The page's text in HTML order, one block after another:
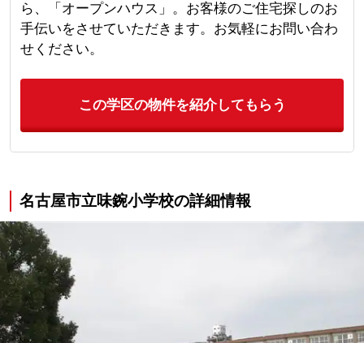
ら、「オープンハウス」。お客様のご住宅探しのお
手伝いをさせていただきます。お気軽にお問い合わ
せください。
この学区の物件を紹介してもらう
名古屋市立味鋺小学校の詳細情報